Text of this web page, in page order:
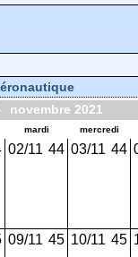
novembre 2021
mardi mercredi
02/11 44 03/11 44
09/11 45 10/11 45